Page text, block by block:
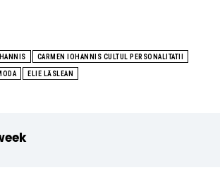
CARMEN IOHANNIS CULTUL PERSONALITATII
ELIE LĂSLEAN